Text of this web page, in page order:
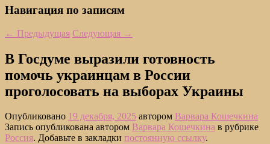
Навигация по записям
← Предыдущая Следующая →
В Госдуме выразили готовность
помочь украинцам в России
проголосовать на выборах Украины
Опубликовано 19 декабря, 2025 автором Варвара Кошечкина
Запись опубликована автором Варвара Кошечкина в рубрике
Россия. Добавьте в закладки постоянную ссылку.